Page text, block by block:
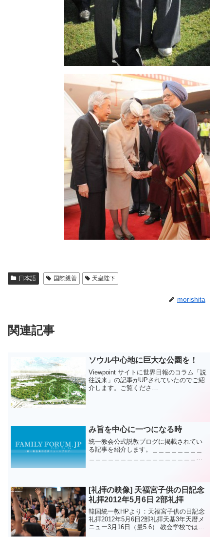
日本語 国際親善 天皇陛下
morishita
関連記事
ソウル中心地に巨大な公園を！
Viewpoint サイトに世界日報のコラム「説
往説来」の記事がUPされていたのでご紹
介します。ご覧くださ
み旨を中心に一つになる時
統一教会公式説教ブログに掲載されてい
る記事を紹介します。＿＿＿＿＿＿＿＿
のも、...
[礼拝の映像] 天福宮子供の日記念
礼拝2012年5月6日 2部礼拝
韓国統一教HPより：天福宮子供の日記念
礼拝2012年5月6日2部礼拝天基3年天暦メ
ニュー3月16日（量5.6） 教会学校では子